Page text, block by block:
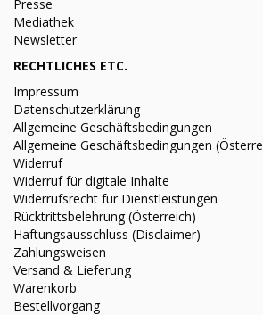
Presse
Mediathek
Newsletter
RECHTLICHES ETC.
Impressum
Datenschutzerklärung
Allgemeine Geschäftsbedingungen
Allgemeine Geschäftsbedingungen
Widerruf
Widerruf für digitale Inhalte
Widerrufsrecht für Dienstleistungen
Rücktrittsbelehrung (Österreich)
Haftungsausschluss (Disclaimer)
Zahlungsweisen
Versand & Lieferung
Warenkorb
Bestellvorgang